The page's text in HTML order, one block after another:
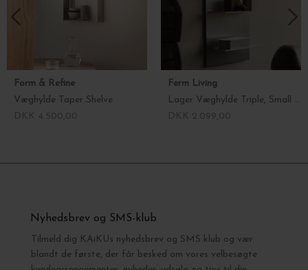
Form & Refine
Væghylde Taper Shelve
Ferm Living
Lager Væghylde Triple, Small fra Ferm Living
Nyhedsbrev og SMS-klub
Tilmeld dig KAiKUs nyhedsbrev og SMS klub og vær
blandt de første, der får besked om vores velbesøgte